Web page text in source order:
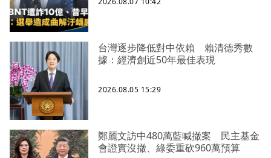
台灣逐步降低對中依賴 賴清德秀數
據：經濟創近50年最佳表現
2026.08.05 15:29
鄭麗文訪中480萬藍喊撤案 民主基金
會證實沒撤、綠委重砍960萬預算